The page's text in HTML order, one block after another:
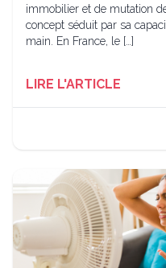
immobilier et de mutation
concept séduit par sa
main. En France, le […]
LIRE L'ARTICLE